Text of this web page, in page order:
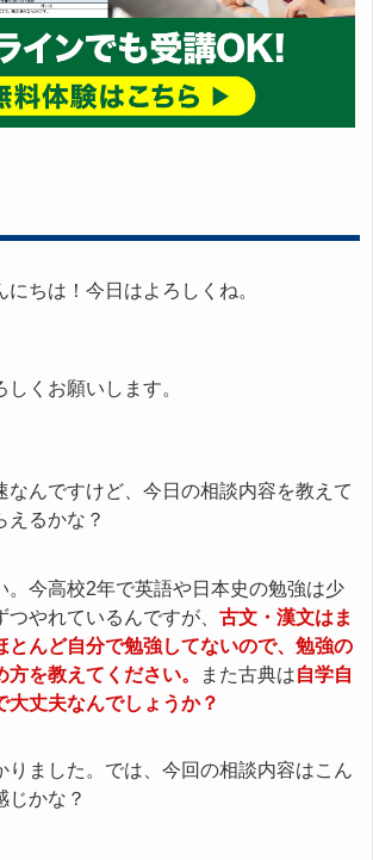
にちは！今日はよろしくね。
しくお願いします。
なんですけど、今日の相談内容を教えて
えるかな？
。今高校2年で英語や日本史の勉強は少
つやれているんですが、 古文・漢文はま
とんど自分で勉強してないので、勉強の
方を教えてください。
また古典は自学自
大丈夫なんでしょうか？
りました。では、今回の相談内容はこん
じかな？